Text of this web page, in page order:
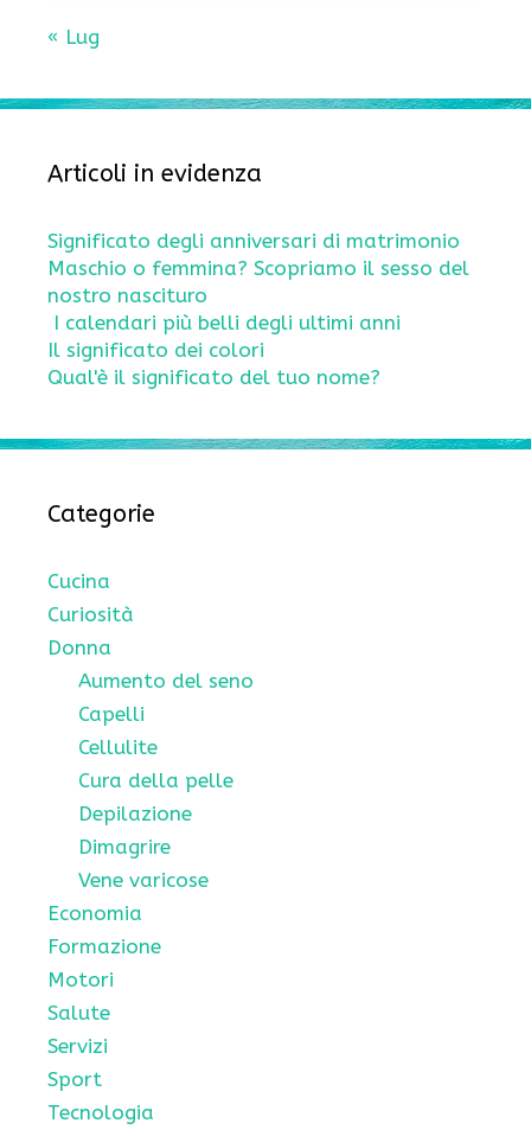
« Lug
Articoli in evidenza
Significato degli anniversari di matrimonio
Maschio o femmina? Scopriamo il sesso del
nostro nascituro
I calendari più belli degli ultimi anni
Il significato dei colori
Qual'è il significato del tuo nome?
Categorie
Cucina
Curiosità
Donna
Aumento del seno
Capelli
Cellulite
Cura della pelle
Depilazione
Dimagrire
Vene varicose
Economia
Formazione
Motori
Salute
Servizi
Sport
Tecnologia